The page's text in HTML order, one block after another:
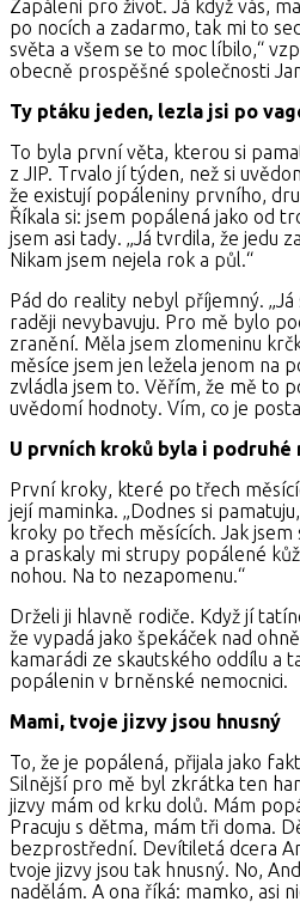
Zapáleni pro život. Já když vás,
po nocích a zadarmo, tak mi to
světa a všem se to moc líbilo,“
obecně prospěšné společnosti
Ty ptáku jeden, lezla jsi po
To byla první věta, kterou si
z JIP. Trvalo jí týden, než si
že existují popáleniny prvního,
Říkala si: jsem popálená jako od
jsem asi tady. „Já tvrdila, že jedu
Nikam jsem nejela rok a půl.“
Pád do reality nebyl příjemný.
raději nevybavuju. Pro mě bylo
zranění. Měla jsem zlomeninu
měsíce jsem jen ležela jenom na
zvládla jsem to. Věřím, že mě to
uvědomí hodnoty. Vím, co je
U prvních kroků byla i podruhé
První kroky, které po třech
její maminka. „Dodnes si
kroky po třech měsících. Jak jsem
a praskaly mi strupy popálené
nohou. Na to nezapomenu.“
Drželi ji hlavně rodiče. Když jí
že vypadá jako špekáček nad
kamarádi ze skautského oddílu a
popálenin v brněnské nemocnici.
Mami, tvoje jizvy jsou hnusný
To, že je popálená, přijala jako
Silnější pro mě byl zkrátka ten
jizvy mám od krku dolů. Mám
Pracuju s dětma, mám tři doma.
bezprostřední. Devítiletá dcera
tvoje jizvy jsou tak hnusný. No,
nadělám. A ona říká: mamko, asi